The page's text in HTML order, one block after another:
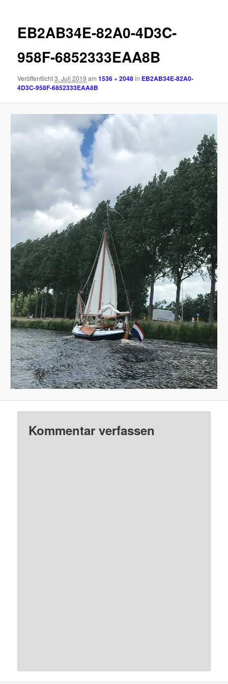
EB2AB34E-82A0-4D3C-
958F-6852333EAA8B
Veröffentlicht3. Juli 2019 am1536 × 2048in EB2AB34E-82A0-
4D3C-958F-6852333EAA8B
Kommentar verfassen